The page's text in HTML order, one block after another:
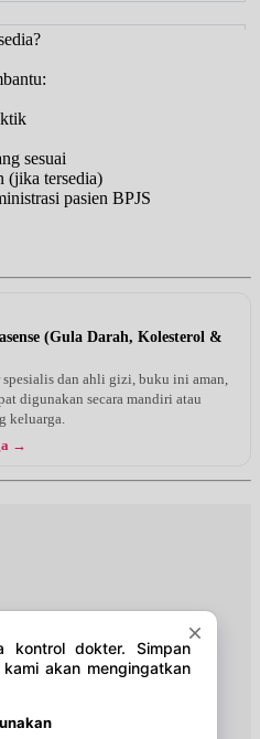
sesuai
(jika tersedia)
pasien BPJS
(Gula Darah, Kolesterol &
dan ahli gizi, buku ini aman,
digunakan secara mandiri atau
keluarga.
→